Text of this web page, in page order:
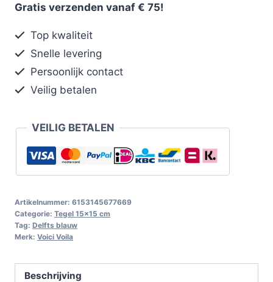
Gratis verzenden vanaf € 75!
Top kwaliteit
Snelle levering
Persoonlijk contact
Veilig betalen
VEILIG BETALEN
Artikelnummer: 6153145677669
Categorie: Tegel 15x15 cm
Tag: Delfts blauw
Merk: Voici Voila
Beschrijving